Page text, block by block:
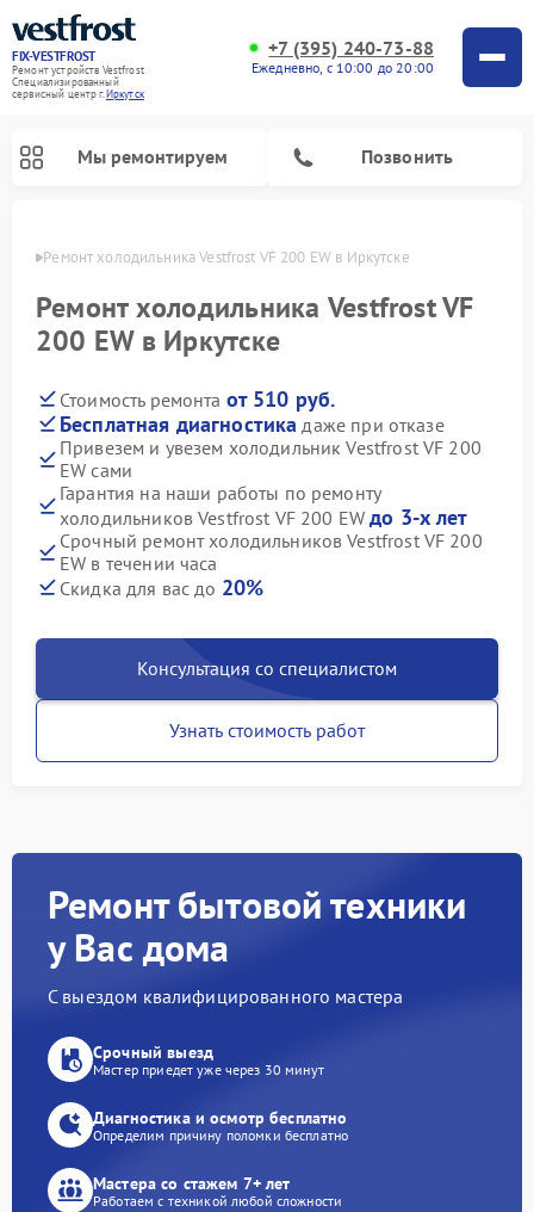
FIX-VESTFROST
Ремонт устройств Vestfrost
Специализированный
cервисный центр г.Иркутск
+7 (395) 240-73-88
Ежедневно, с 10:00 до 20:00
Мы ремонтируем Позвонить
Ремонт холодильника Vestfrost VF 200 EW в Иркутске
Ремонт холодильника Vestfrost VF
200 EW в Иркутске
Стоимость ремонта от 510 руб.
Бесплатная диагностика даже при отказе
Привезем и увезем холодильник Vestfrost VF 200
EW сами
Гарантия на наши работы по ремонту
холодильников Vestfrost VF 200 EWдо 3-х лет
Срочный ремонт холодильников Vestfrost VF 200
EW в течении часа
Скидка для вас до 20%
Консультация со специалистом
Узнать стоимость работ
Ремонт бытовой техники
у Вас дома
С выездом квалифицированного мастера
Срочный выезд
Мастер приедет уже через 30 минут
Диагностика и осмотр бесплатно
Определим причину поломки бесплатно
Мастера со стажем 7+ лет
Работаем с техникой любой сложности